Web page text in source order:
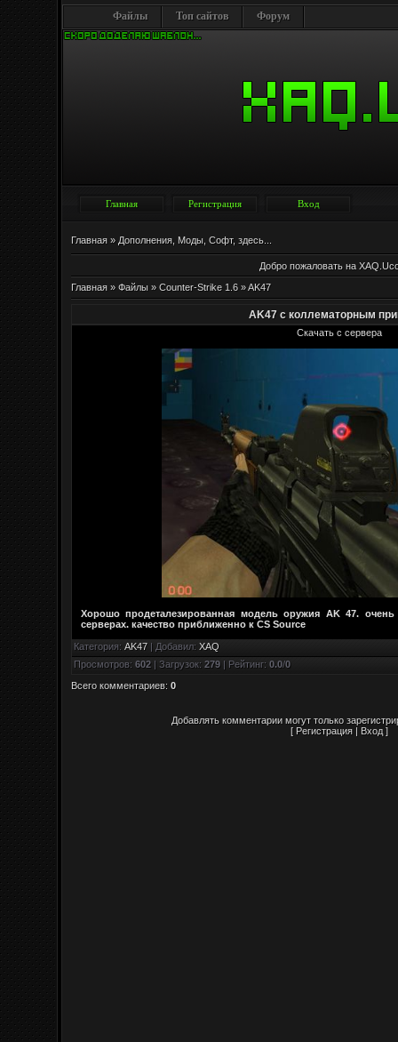
Файлы Топ сайтов Форум
Главная Регистрация Вход
Главная» Дополнения, Моды, Софт, здесь...
Добро пожаловать на
Главная» Файлы» Counter-Strike 1.6»AK47
AK47 с коллематорным
Скачать с сервера
Хорошо продеталезированная модель оружия AK 47.
серверах. качество приближенно к CS Source
Категория: AK47| Добавил: XAQ
Просмотров: 602| Загрузок: 279| Рейтинг: 0.0/0
Всего комментариев: 0
Добавлять комментарии могут только
[ Регистрация | Вход ]